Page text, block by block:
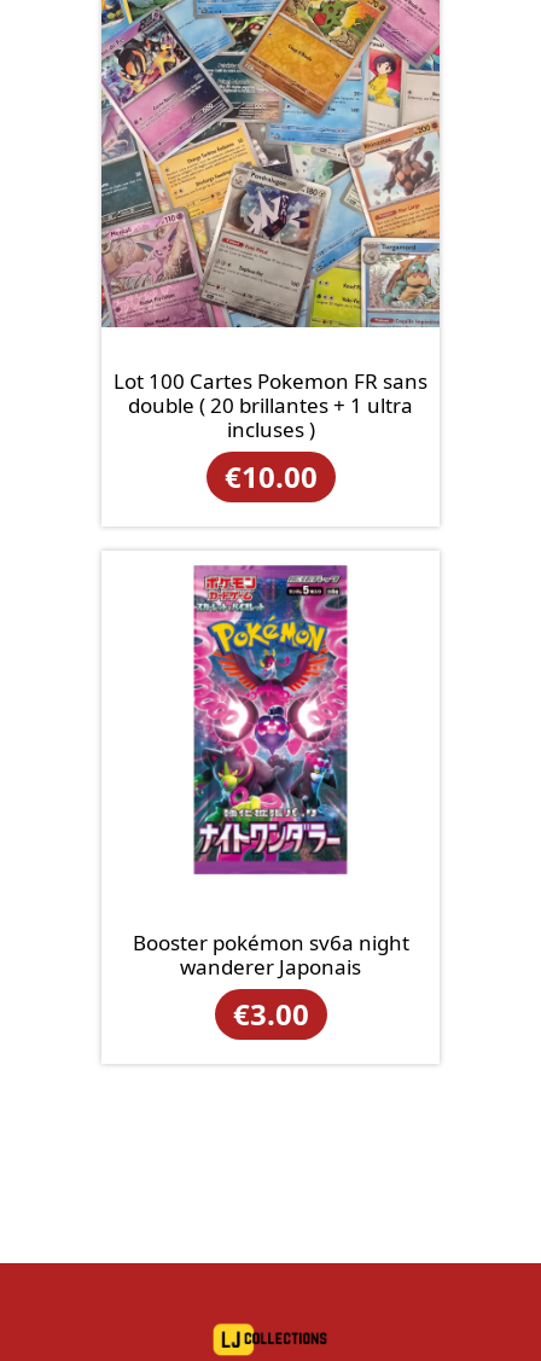
Lot 100 Cartes Pokemon FR sans
double ( 20 brillantes + 1 ultra
incluses )
€10.00
Booster pokémon sv6a night
wanderer Japonais
€3.00